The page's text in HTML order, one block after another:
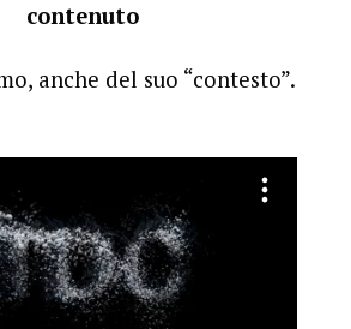
contenuto
anche del suo “contesto”.